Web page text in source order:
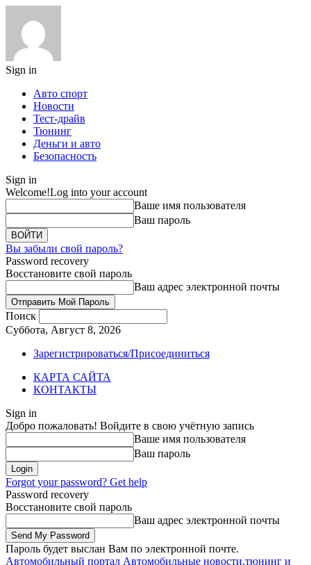
Sign in
Авто спорт
Новости
Тест-драйв
Тюнинг
Деньги и авто
Безопасность
Sign in
Welcome!Log into your account
Ваше имя пользователя
Ваш пароль
Вы забыли свой пароль?
Password recovery
Восстановите свой пароль
Ваш адрес электронной почты
Поиск
Суббота, Август 8, 2026
Зарегистрироваться/Присоединиться
КАРТА САЙТА
КОНТАКТЫ
Sign in
Добро пожаловать! Войдите в свою учётную запись
Ваше имя пользователя
Ваш пароль
Forgot your password? Get help
Password recovery
Восстановите свой пароль
Ваш адрес электронной почты
Пароль будет выслан Вам по электронной почте.
Автомобильный портал Автомобильные новости,тюнинг и